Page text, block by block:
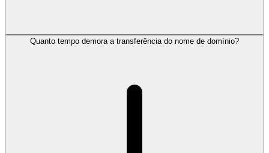
Quanto tempo demora a transferência do nome de domínio?